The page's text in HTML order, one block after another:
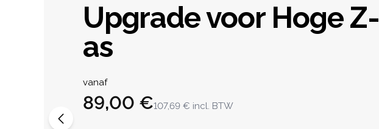
Upgrade voor Hoge Z-
as
Product information
vanaf
89,00 €107,69 € incl. BTW